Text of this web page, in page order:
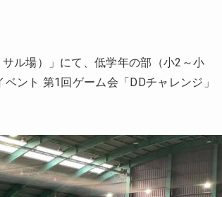
ル場）」にて、低学年の部（小2～小
ベント 第1回ゲーム会「DDチャレンジ」